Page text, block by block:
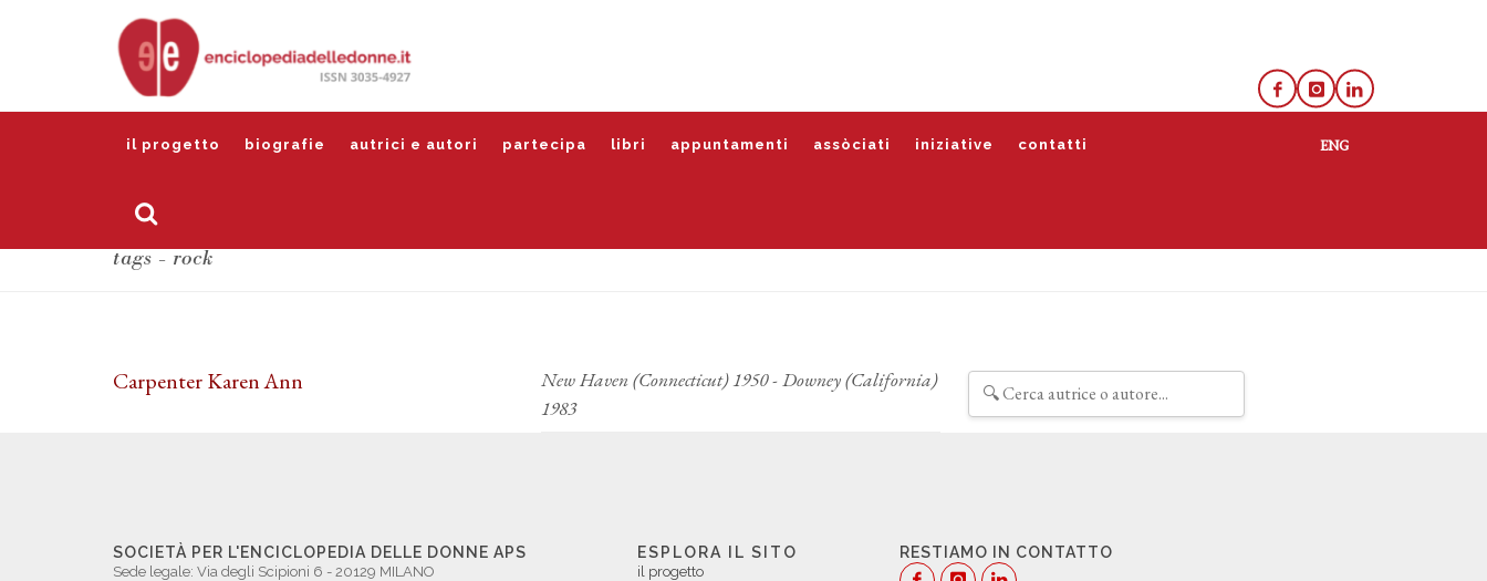
il progetto biografie autrici e autori partecipa libri appuntamenti assòciati iniziative contatti
tags - rock
Carpenter Karen Ann
New Haven (Connecticut) 1950 - Downey (California)
1983
SOCIETÀ PER L'ENCICLOPEDIA DELLE DONNE APS
Sede legale: Via degli Scipioni 6 - 20129 MILANO
ESPLORA IL SITO
il progetto
RESTIAMO IN CONTATTO